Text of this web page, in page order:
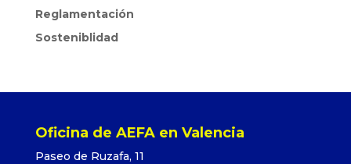
Reglamentación
Sosteniblidad
Oficina de AEFA en Valencia
Paseo de Ruzafa, 11